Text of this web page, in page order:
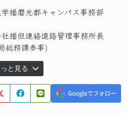
播磨光都キャンパス事務部
播但連絡道路管理事務所長
総務課参事)
っと見る